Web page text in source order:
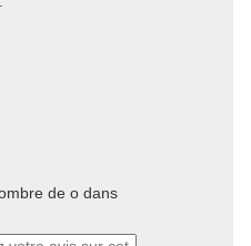
de o dans